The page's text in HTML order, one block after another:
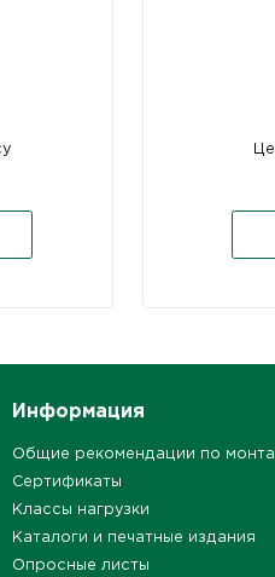
Информация
Общие рекомендации по
Сертификаты
Классы нагрузки
Каталоги и печатные издания
Опросные листы